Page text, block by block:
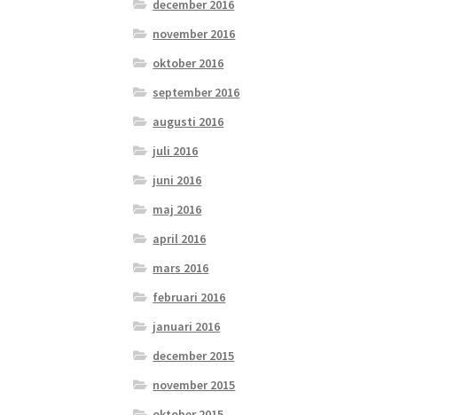
december 2016
november 2016
oktober 2016
september 2016
augusti 2016
juli 2016
juni 2016
maj 2016
april 2016
mars 2016
februari 2016
januari 2016
december 2015
november 2015